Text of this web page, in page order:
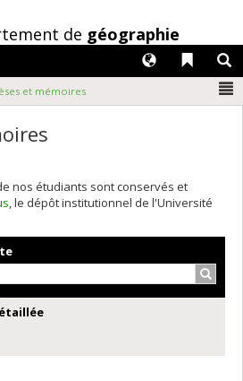
de géographie
Liens
Langues
et mémoires
nos étudiants sont conservés et
, le dépôt institutionnel de l'Université